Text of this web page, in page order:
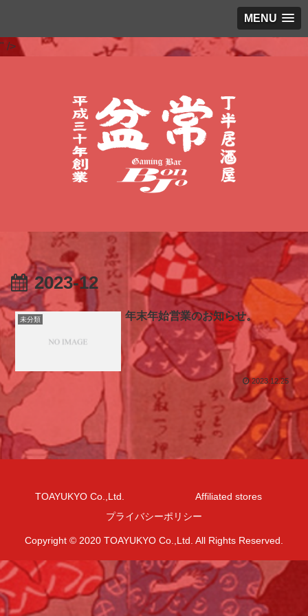
MENU
" />
2023-12
未分類 年末年始営業のお知らせ。
2023.12.25
TOAYUKYO Co.,Ltd.
Affiliated stores
プライバシーポリシー
Copyright © 2020 TOAYUKYO Co.,Ltd. All Rights Reserved.